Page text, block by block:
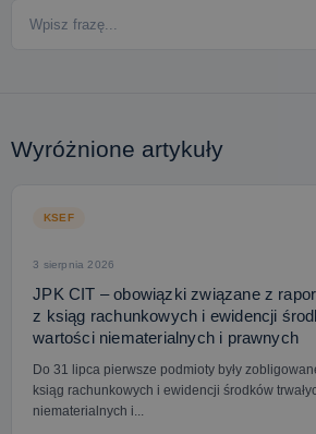
Wyróżnione artykuły
KSEF
3 sierpnia 2026
JPK CIT – obowiązki związane z
z ksiąg rachunkowych i ewidencji
wartości niematerialnych i prawnych
Do 31 lipca pierwsze podmioty były
ksiąg rachunkowych i ewidencji środków
niematerialnych i...